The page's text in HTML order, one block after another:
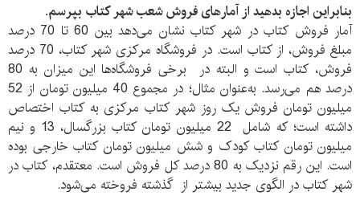
بنابراین اجازه بدهید از آمارهای فروش شعب شهر کتاب بپرسم.
آمار فروش کتاب در شهر کتاب نشان می‌دهد بین 60 تا 70 درصد
مبلغ فروش، از کتاب است. در فروشگاه مرکزی شهر کتاب، 70 درصد
فروش، کتاب است و البته در برخی فروشگاه‌ها این میزان به 80
درصد هم می‌رسد. به‌عنوان مثال؛ در مجموع 40 میلیون تومان از 52
میلیون تومان فروش یک روز شهر کتاب مرکزی به کتاب اختصاص
داشته است؛ که شامل 22 میلیون تومان کتاب بزرگسال، 13 و نیم
میلیون تومان کتاب کودک و شش میلیون تومان کتاب خارجی بوده
است. این رقم نزدیک به 80 درصد کل فروش است. معتقدم، کتاب در
شهر کتاب در الگوی جدید بیشتر از گذشته فروخته می‌شود.